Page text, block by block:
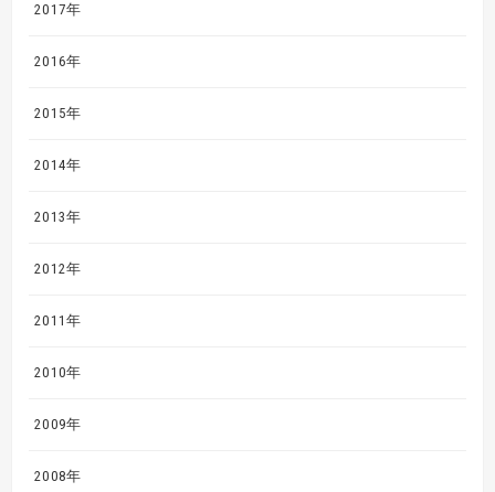
2017年
2016年
2015年
2014年
2013年
2012年
2011年
2010年
2009年
2008年